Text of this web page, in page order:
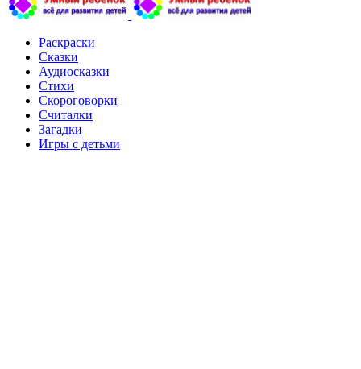
Раскраски
Сказки
Аудиосказки
Стихи
Скороговорки
Считалки
Загадки
Игры с детьми